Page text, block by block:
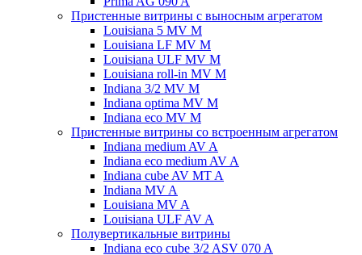
Пристенные витрины с выносным агрегатом
Louisiana 5 MV M
Louisiana LF MV M
Louisiana ULF MV M
Louisiana roll-in MV M
Indiana 3/2 MV M
Indiana optima MV M
Indiana eco MV M
Пристенные витрины со встроенным агрегатом
Indiana medium AV A
Indiana eco medium AV A
Indiana cube AV MT A
Indiana MV A
Louisiana MV A
Louisiana ULF AV A
Полувертикальные витрины
Indiana eco cube 3/2 ASV 070 A